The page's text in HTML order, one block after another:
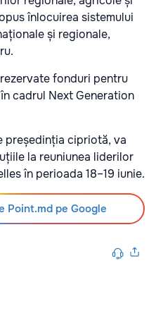
înlocuirea sistemului
și regionale,
fonduri pentru
cadrul Next Generation
președinția cipriotă, va
la reuniunea liderilor
în perioada 18–19 iunie.
Point.md pe Google